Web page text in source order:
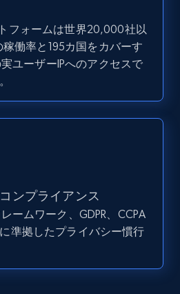
無料トライアル
url, Title, Headline, Post
more.
user's articles by
フォームは世界20,000社以
働率と195カ国をカバーす
ユーザーIPへのアクセスで
ンプライアンス
ームワーク、GDPR、CCPA
準拠したプライバシー慣行